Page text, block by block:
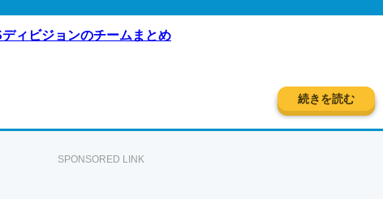
ィビジョンのチームまとめ
続きを読む
SPONSORED LINK